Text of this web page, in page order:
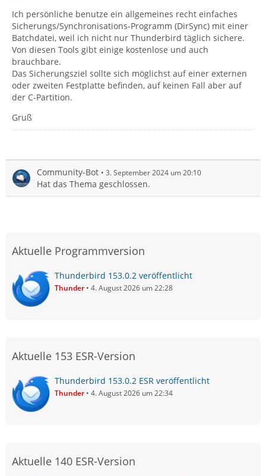
Ich persönliche benutze ein allgemeines recht einfaches
Sicherungs/Synchronisations-Programm (DirSync) mit einer
Batchdatei, weil ich nicht nur Thunderbird täglich sichere.
Von diesen Tools gibt einige kostenlose und auch
brauchbare.
Das Sicherungsziel sollte sich möglichst auf einer externen
oder zweiten Festplatte befinden, auf keinen Fall aber auf
der C-Partition.
Gruß
Community-Bot 3. September 2024 um 20:10
Hat das Thema geschlossen.
Aktuelle Programmversion
Thunderbird 153.0.2 veröffentlicht
Thunder 4. August 2026 um 22:28
Aktuelle 153 ESR-Version
Thunderbird 153.0.2 ESR veröffentlicht
Thunder 4. August 2026 um 22:34
Aktuelle 140 ESR-Version